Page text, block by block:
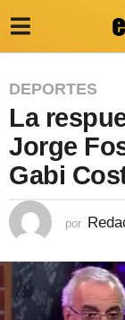
3
a
ñ
o
d
s
d
DEPORTES
La
Jorge
Gabi
por